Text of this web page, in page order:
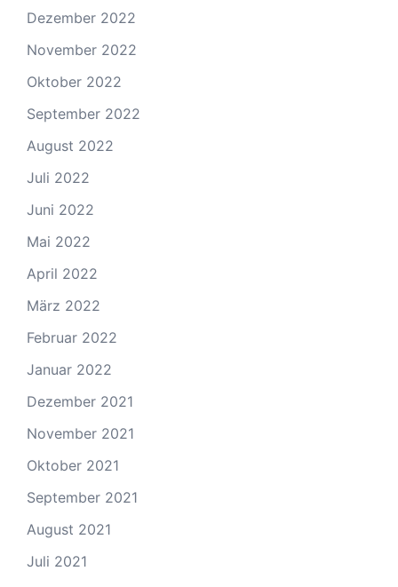
Dezember 2022
November 2022
Oktober 2022
September 2022
August 2022
Juli 2022
Juni 2022
Mai 2022
April 2022
März 2022
Februar 2022
Januar 2022
Dezember 2021
November 2021
Oktober 2021
September 2021
August 2021
Juli 2021